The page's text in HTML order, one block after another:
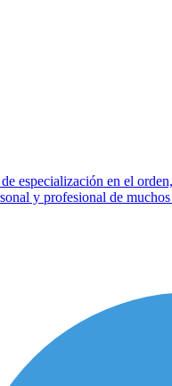
especialización en el
y profesional de